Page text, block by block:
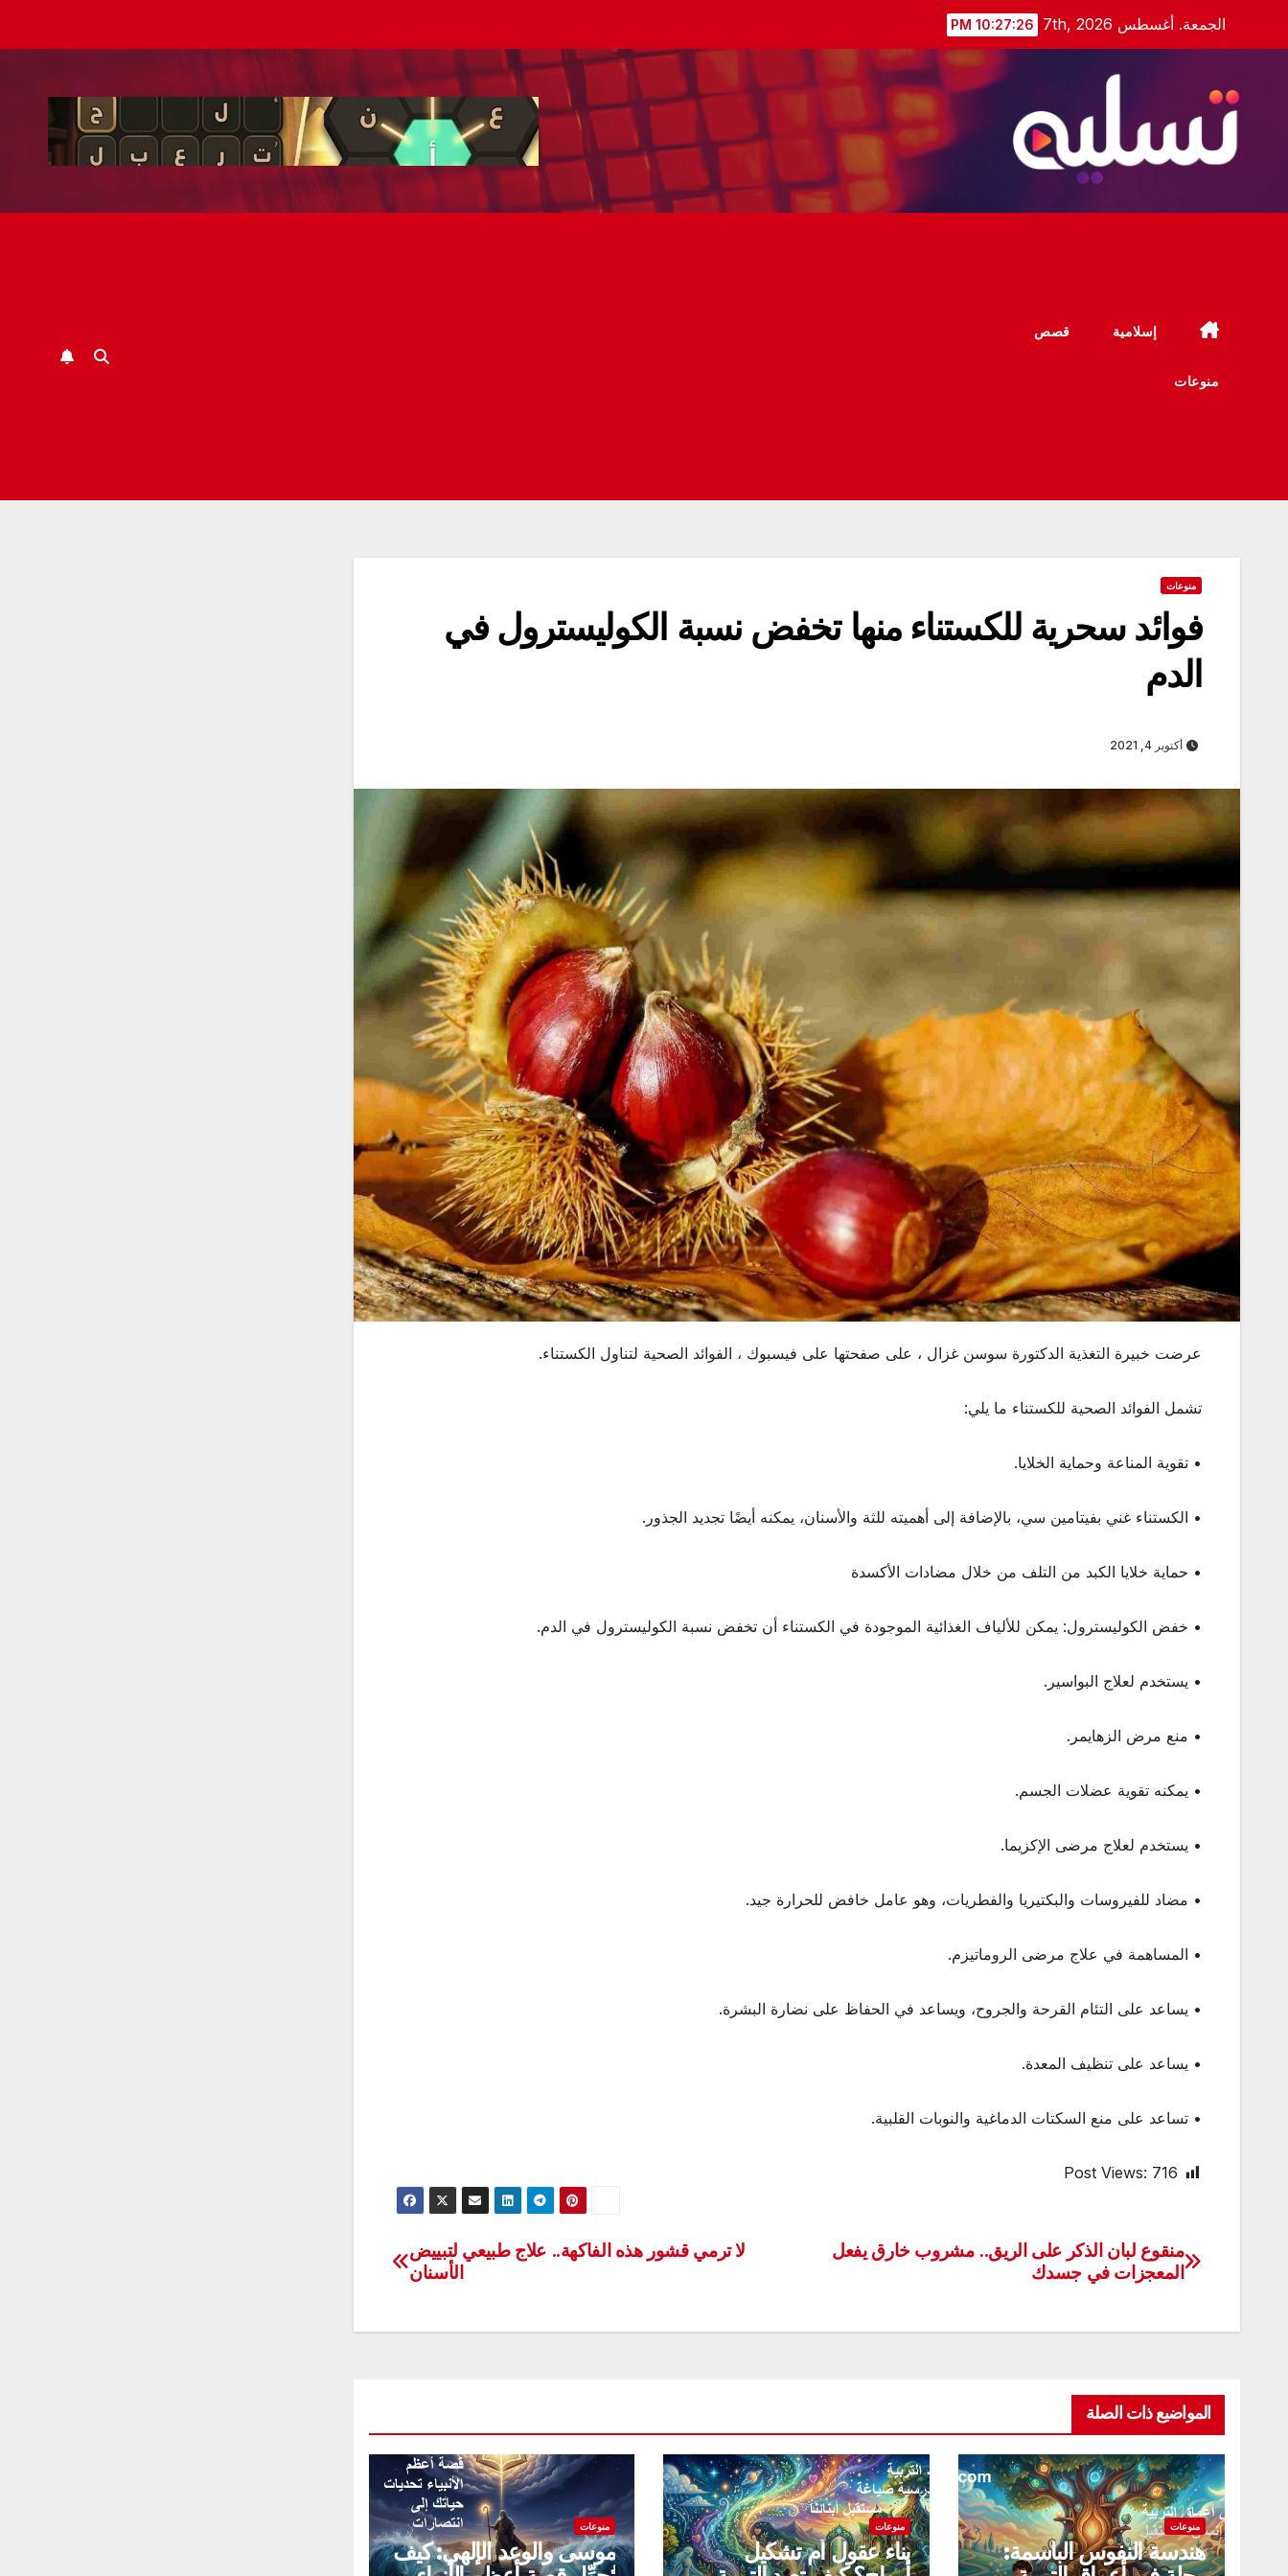
الجمعة. أغسطس 7th, 2026 10:27:27 PM
إسلامية قصص
منوعات
منوعات
فوائد سحرية للكستناء منها تخفض نسبة الكوليسترول في
الدم
أكتوبر 4, 2021
عرضت خبيرة التغذية الدكتورة سوسن غزال ، على صفحتها على فيسبوك ، الفوائد الصحية لتناول الكستناء.
تشمل الفوائد الصحية للكستناء ما يلي:
• تقوية المناعة وحماية الخلايا.
• الكستناء غني بفيتامين سي، بالإضافة إلى أهميته للثة والأسنان، يمكنه أيضًا تجديد الجذور.
• حماية خلايا الكبد من التلف من خلال مضادات الأكسدة
• خفض الكوليسترول: يمكن للألياف الغذائية الموجودة في الكستناء أن تخفض نسبة الكوليسترول في الدم.
• يستخدم لعلاج البواسير.
• منع مرض الزهايمر.
• يمكنه تقوية عضلات الجسم.
• يستخدم لعلاج مرضى الإكزيما.
• مضاد للفيروسات والبكتيريا والفطريات، وهو عامل خافض للحرارة جيد.
• المساهمة في علاج مرضى الروماتيزم.
• يساعد على التئام القرحة والجروح، ويساعد في الحفاظ على نضارة البشرة.
• يساعد على تنظيف المعدة.
• تساعد على منع السكتات الدماغية والنوبات القلبية.
Post Views: 716
تصفّح
لا ترمي قشور هذه الفاكهة.. علاج طبيعي لتبييض
الأسنان
منقوع لبان الذكر على الريق.. مشروب خارق يفعل
المعجزات في جسدك
المواضيع ذات الصلة
منوعات
هندسة النفوس الباسمة:
منوعات
بناء عقول أم تشكيل
منوعات
موسى والوعد الإلهي: كيف